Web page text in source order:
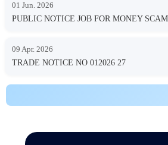
01 Jun. 2026
PUBLIC NOTICE JOB FOR MONEY SCAM
09 Apr. 2026
TRADE NOTICE NO 012026 27